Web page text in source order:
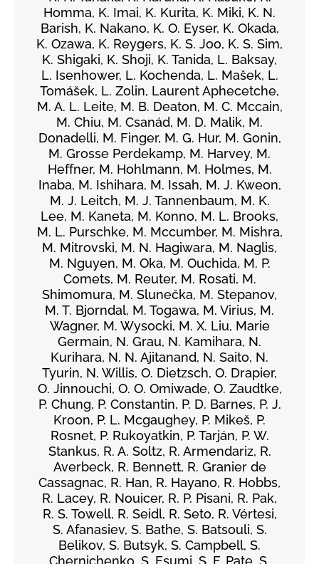
Homma, K. Imai, K. Kurita, K. Miki, K. N.
Barish, K. Nakano, K. O. Eyser, K. Okada,
K. Ozawa, K. Reygers, K. S. Joo, K. S. Sim,
K. Shigaki, K. Shoji, K. Tanida, L. Baksay,
L. Isenhower, L. Kochenda, L. Mašek, L.
Tomášek, L. Zolin, Laurent Aphecetche,
M. A. L. Leite, M. B. Deaton, M. C. Mccain,
M. Chiu, M. Csanád, M. D. Malik, M.
Donadelli, M. Finger, M. G. Hur, M. Gonin,
M. Grosse Perdekamp, M. Harvey, M.
Heffner, M. Hohlmann, M. Holmes, M.
Inaba, M. Ishihara, M. Issah, M. J. Kweon,
M. J. Leitch, M. J. Tannenbaum, M. K.
Lee, M. Kaneta, M. Konno, M. L. Brooks,
M. L. Purschke, M. Mccumber, M. Mishra,
M. Mitrovski, M. N. Hagiwara, M. Naglis,
M. Nguyen, M. Oka, M. Ouchida, M. P.
Comets, M. Reuter, M. Rosati, M.
Shimomura, M. Slunečka, M. Stepanov,
M. T. Bjorndal, M. Togawa, M. Virius, M.
Wagner, M. Wysocki, M. X. Liu, Marie
Germain, N. Grau, N. Kamihara, N.
Kurihara, N. N. Ajitanand, N. Saito, N.
Tyurin, N. Willis, O. Dietzsch, O. Drapier,
O. Jinnouchi, O. O. Omiwade, O. Zaudtke,
P. Chung, P. Constantin, P. D. Barnes, P. J.
Kroon, P. L. Mcgaughey, P. Mikeš, P.
Rosnet, P. Rukoyatkin, P. Tarján, P. W.
Stankus, R. A. Soltz, R. Armendariz, R.
Averbeck, R. Bennett, R. Granier de
Cassagnac, R. Han, R. Hayano, R. Hobbs,
R. Lacey, R. Nouicer, R. P. Pisani, R. Pak,
R. S. Towell, R. Seidl, R. Seto, R. Vértesi,
S. Afanasiev, S. Bathe, S. Batsouli, S.
Belikov, S. Butsyk, S. Campbell, S.
Chernichenko, S. Esumi, S. F. Pate, S.